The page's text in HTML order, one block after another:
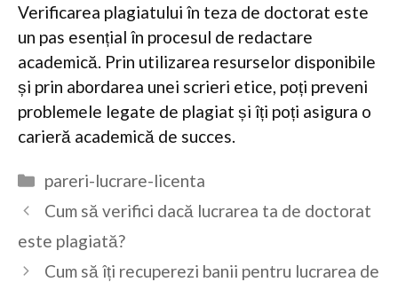
Verificarea plagiatului în teza de doctorat este
un pas esențial în procesul de redactare
academică. Prin utilizarea resurselor disponibile
și prin abordarea unei scrieri etice, poți preveni
problemele legate de plagiat și îți poți asigura o
carieră academică de succes.
Categorii
pareri-lucrare-licenta
Cum să verifici dacă lucrarea ta de doctorat
este plagiată?
Cum să îți recuperezi banii pentru lucrarea de